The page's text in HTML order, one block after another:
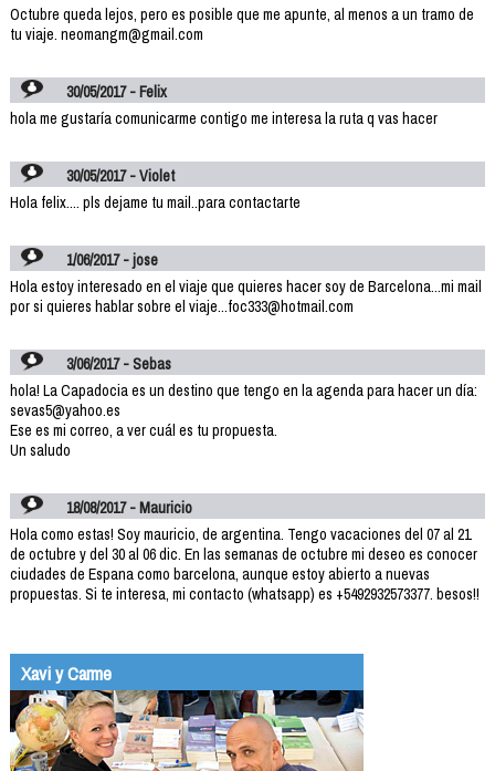
Octubre queda lejos, pero es posible que me apunte, al menos a un tramo de
tu viaje. neomangm@gmail.com
30/05/2017 - Felix
hola me gustaría comunicarme contigo me interesa la ruta q vas hacer
30/05/2017 - Violet
Hola felix.... pls dejame tu mail..para contactarte
1/06/2017 - jose
Hola estoy interesado en el viaje que quieres hacer soy de Barcelona...mi mail
por si quieres hablar sobre el viaje...foc333@hotmail.com
3/06/2017 - Sebas
hola! La Capadocia es un destino que tengo en la agenda para hacer un día:
sevas5@yahoo.es
Ese es mi correo, a ver cuál es tu propuesta.
Un saludo
18/08/2017 - Mauricio
Hola como estas! Soy mauricio, de argentina. Tengo vacaciones del 07 al 21
de octubre y del 30 al 06 dic. En las semanas de octubre mi deseo es conocer
ciudades de Espana como barcelona, aunque estoy abierto a nuevas
propuestas. Si te interesa, mi contacto (whatsapp) es +5492932573377. besos!!
Xavi y Carme